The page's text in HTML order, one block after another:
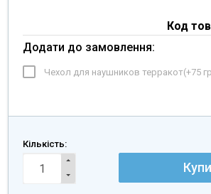
Код
Додати до замовлення:
Чехол для наушников терракот(+75
Кількість: